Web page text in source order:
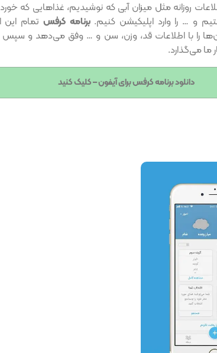
روزانه مثل میزان آبی که نوشیدیم، غذاهایی که
و … را وارد اپلیکیشن کنیم.برنامه کرفس تمام این
را با اطلاعات قد، وزن، سن و … وفق می‌دهد و سپس
ما می‌گذارد.
دانلود برنامه کرفس برای آیفون – کلیک کنید